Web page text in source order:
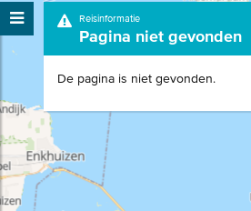
Reisinformatie
Pagina niet gevonden
De pagina is niet gevonden.